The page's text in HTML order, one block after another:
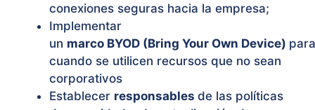
conexiones seguras hacia la empresa;
Implementar
un marco BYOD (Bring Your Own Device) para
cuando se utilicen recursos que no sean
corporativos
Establecer responsables de las políticas